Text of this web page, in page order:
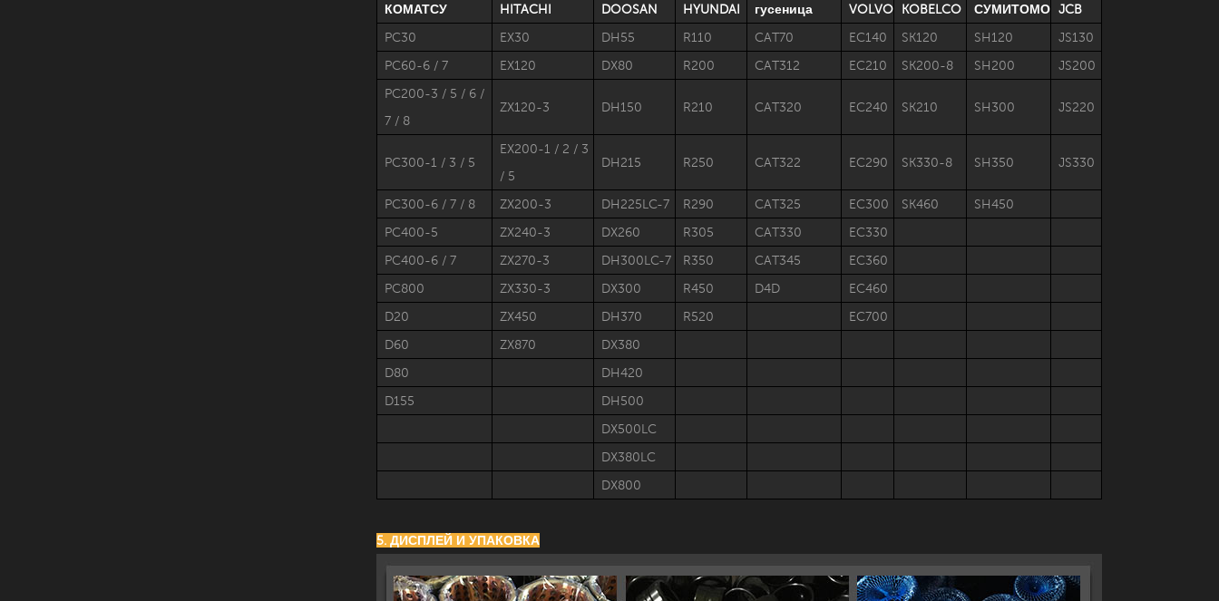
КОМАТСУ
HITACHI DOOSAN HYUNDAI гусеница VOLVO KOBELCO СУМИТОМО JCB
PC30
EX30 DH55 R110 CAT70 EC140 SK120 SH120
JS130
PC60-6 / 7
EX120 DX80 R200 CAT312 EC210 SK200-8 SH200
JS200
PC200-3 / 5 / 6 /
7 / 8
ZX120-3 DH150 R210 CAT320 EC240 SK210 SH300 JS220
PC300-1 / 3 / 5
EX200-1 / 2 / 3
/ 5
DH215 R250 CAT322 EC290 SK330-8 SH350 JS330
PC300-6 / 7 / 8 ZX200-3 DH225LC-7 R290 CAT325 EC300 SK460
SH450
PC400-5
ZX240-3 DX260 R305 CAT330
EC330
PC400-6 / 7
ZX270-3 DH300LC-7 R350 CAT345
EC360
PC800
ZX330-3 DX300 R450 D4D
EC460
D20
ZX450 DH370 R520
EC700
D60
ZX870
DX380
D80
DH420
D155
DH500
DX500LC
DX380LC
DX800
5. ДИСПЛЕЙ И УПАКОВКА